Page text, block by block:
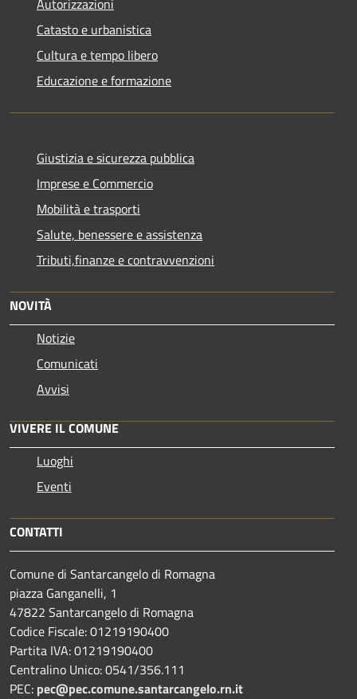
Catasto e urbanistica
Cultura e tempo libero
Educazione e formazione
Giustizia e sicurezza pubblica
Imprese e Commercio
Mobilità e trasporti
Salute, benessere e assistenza
Tributi,finanze e contravvenzioni
NOVITÀ
Notizie
Comunicati
Avvisi
VIVERE IL COMUNE
Luoghi
Eventi
CONTATTI
Comune di Santarcangelo di Romagna
piazza Ganganelli, 1
47822 Santarcangelo di Romagna
Codice Fiscale: 01219190400
Partita IVA: 01219190400
Centralino Unico: 0541/356.111
PEC: pec@pec.comune.santarcangelo.rn.it